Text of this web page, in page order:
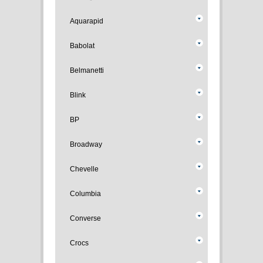
Aquarapid
Babolat
Belmanetti
Blink
BP
Broadway
Chevelle
Columbia
Converse
Crocs